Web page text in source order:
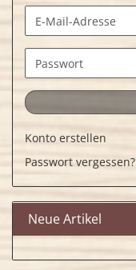
E-
Mail-
Adresse
Passwort
Konto erstellen
Passwort vergessen?
Neue Artikel